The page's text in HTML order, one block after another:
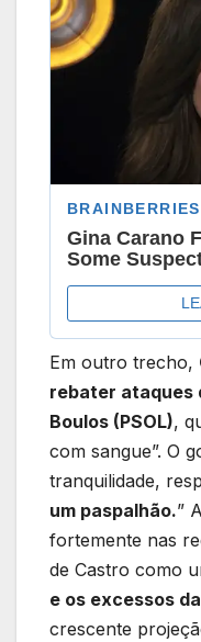
Em outro trecho,
rebater ataques
Boulos (PSOL),
com sangue”. O
tranquilidade,
um paspalhão.”
fortemente nas
de Castro como
e os excessos
crescente